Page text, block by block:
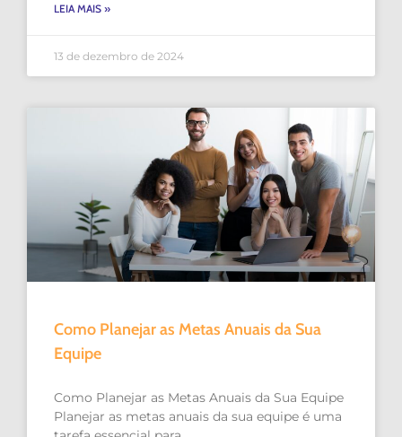
LEIA MAIS »
13 de dezembro de 2024
Como Planejar as Metas Anuais da Sua
Equipe
Como Planejar as Metas Anuais da Sua Equipe
Planejar as metas anuais da sua equipe é uma